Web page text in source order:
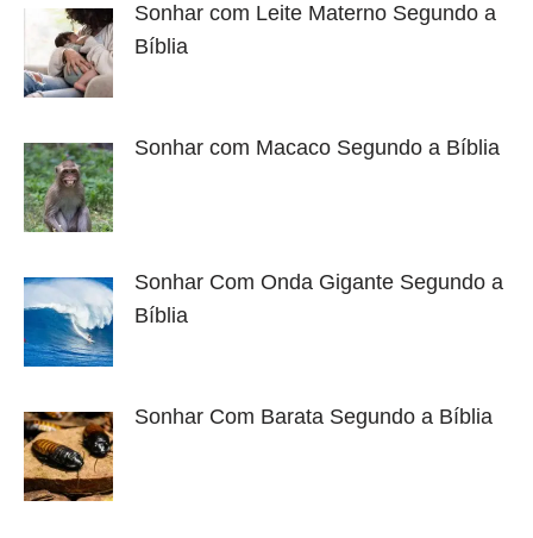
Sonhar com Leite Materno Segundo a
Bíblia
Sonhar com Macaco Segundo a Bíblia
Sonhar Com Onda Gigante Segundo a
Bíblia
Sonhar Com Barata Segundo a Bíblia